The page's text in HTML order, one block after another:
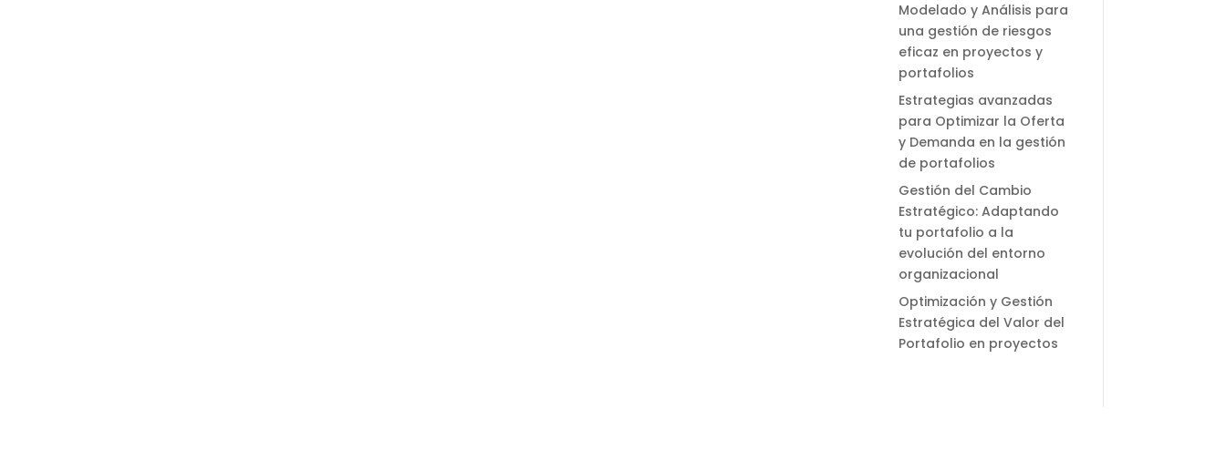
Modelado y Análisis para
una gestión de riesgos
eficaz en proyectos y
portafolios
Estrategias avanzadas
para Optimizar la Oferta
y Demanda en la gestión
de portafolios
Gestión del Cambio
Estratégico: Adaptando
tu portafolio a la
evolución del entorno
organizacional
Optimización y Gestión
Estratégica del Valor del
Portafolio en proyectos